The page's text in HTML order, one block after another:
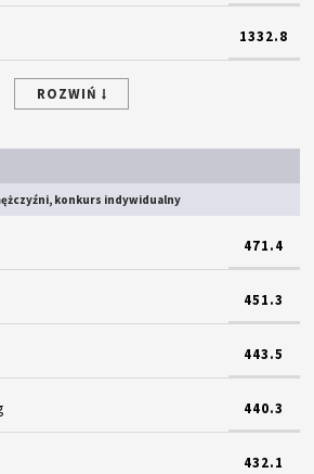
1332.8
ROZWIŃ
konkurs indywidualny
471.4
451.3
443.5
440.3
432.1